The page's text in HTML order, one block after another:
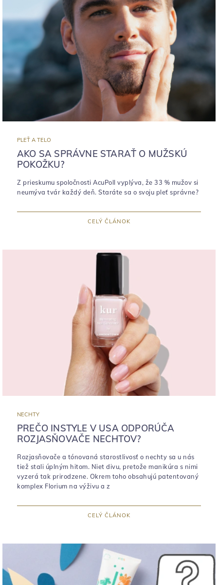
PLEŤ A TELO
AKO SA SPRÁVNE STARAŤ O MUŽSKÚ
POKOŽKU?
Z prieskumu spoločnosti AcuPoll vyplýva, že 33 % mužov si
neumýva tvár každý deň. Staráte sa o svoju pleť správne?
CELÝ ČLÁNOK
NECHTY
PREČO INSTYLE V USA ODPORÚČA
ROZJASŇOVAČE NECHTOV?
Rozjasňovače a tónovaná starostlivosť o nechty sa u nás
tiež stali úplným hitom. Niet divu, pretože manikúra s nimi
vyzerá tak prirodzene. Okrem toho obsahujú patentovaný
komplex Florium na výživu a z
CELÝ ČLÁNOK